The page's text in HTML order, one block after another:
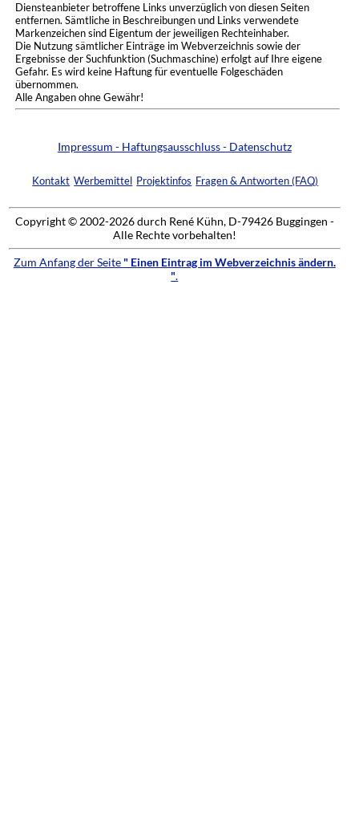
Diensteanbieter betroffene Links unverzüglich von diesen Seiten
entfernen. Sämtliche in Beschreibungen und Links verwendete
Markenzeichen sind Eigentum der jeweiligen Rechteinhaber.
Die Nutzung sämtlicher Einträge im Webverzeichnis sowie der
Ergebnisse der Suchfunktion (Suchmaschine) erfolgt auf Ihre eigene
Gefahr. Es wird keine Haftung für eventuelle Folgeschäden
übernommen.
Alle Angaben ohne Gewähr!
Impressum - Haftungsausschluss - Datenschutz
Kontakt Werbemittel Projektinfos Fragen & Antworten (FAQ)
Copyright © 2002-2026 durch René Kühn, D-79426 Buggingen -
Alle Rechte vorbehalten!
Zum Anfang der Seite " Einen Eintrag im Webverzeichnis ändern.
".